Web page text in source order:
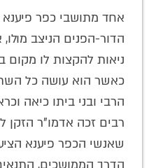
אחד מתושבי כפר
הדור-הפנים הניצב
ניאות להקצות לו מקום
כאשר הוא עושה כל
הרבי ובני ביתו כיאה
רבים זכה אדמו"ר הזקן
שאנשי הכפר פיענא